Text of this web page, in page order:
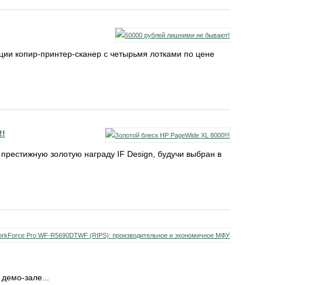
копир-принтер-сканер с четырьмя лотками по цене
золотую награду IF Design, будучи выбран в
зале...